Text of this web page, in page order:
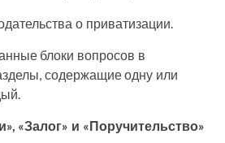
о приватизации.
блоки вопросов в
содержащие одну или
«Залог» и «Поручительство»